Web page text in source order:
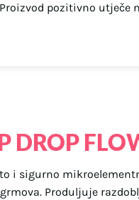
pozitivno
DROP
i sigurno
Produljuje